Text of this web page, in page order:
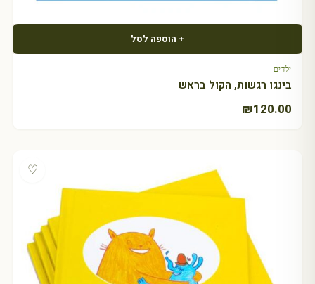
+ הוספה לסל
ילדים
בינגו רגשות, הקול בראש
₪120.00
♡